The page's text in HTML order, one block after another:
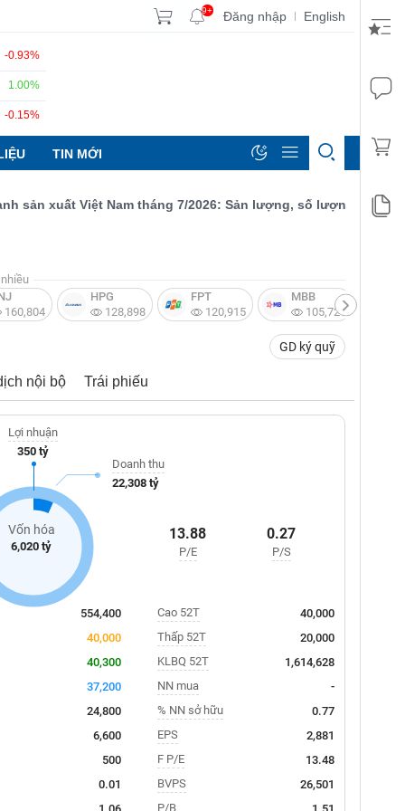
9+ Đăng nhập | English
-0.93%
1.00%
-0.15%
TIN MỚI
xuất Việt Nam tháng 7/2026: Sản lượng, số lượng đơn đặt
160,804
HPG
128,898
FPT
120,915
MBB
105,721
GD ký quỹ
nội bộ Trái phiếu
Vốn hóa
6,020 tỷ
Lợi nhuận
350 tỷ
Doanh thu
22,308 tỷ
13.88
P/E
0.27
P/S
554,400
40,000
40,300
37,200
24,800
6,600
500
0.01
1.06
Cao 52T
40,000
Thấp 52T
20,000
KLBQ 52T
1,614,628
NN mua
-
% NN sở hữu
0.77
EPS
2,881
F P/E
13.48
BVPS
26,501
P/B
1.51